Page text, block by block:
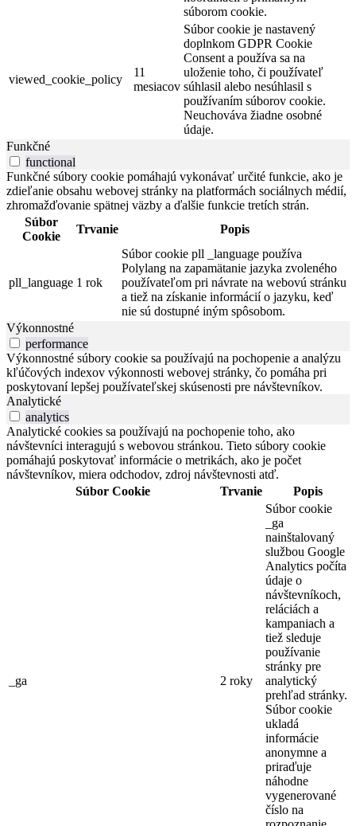
súborom cookie.
viewed_cookie_policy
11
mesiacov
Súbor cookie je nastavený
doplnkom GDPR Cookie
Consent a používa sa na
uloženie toho, či používateľ
súhlasil alebo nesúhlasil s
používaním súborov cookie.
Neuchováva žiadne osobné
údaje.
Funkčné
functional
Funkčné súbory cookie pomáhajú vykonávať určité funkcie, ako je
zdieľanie obsahu webovej stránky na platformách sociálnych médií,
zhromažďovanie spätnej väzby a ďalšie funkcie tretích strán.
Súbor
Cookie
Trvanie Popis
pll_language 1 rok
Súbor cookie pll _language používa
Polylang na zapamätanie jazyka zvoleného
používateľom pri návrate na webovú stránku
a tiež na získanie informácií o jazyku, keď
nie sú dostupné iným spôsobom.
Výkonnostné
performance
Výkonnostné súbory cookie sa používajú na pochopenie a analýzu
kľúčových indexov výkonnosti webovej stránky, čo pomáha pri
poskytovaní lepšej používateľskej skúsenosti pre návštevníkov.
Analytické
analytics
Analytické cookies sa používajú na pochopenie toho, ako
návštevníci interagujú s webovou stránkou. Tieto súbory cookie
pomáhajú poskytovať informácie o metrikách, ako je počet
návštevníkov, miera odchodov, zdroj návštevnosti atď.
Súbor Cookie
Trvanie Popis
_ga 2 roky
Súbor cookie
_ga
nainštalovaný
službou Google
Analytics počíta
údaje o
návštevníkoch,
reláciách a
kampaniach a
tiež sleduje
používanie
stránky pre
analytický
prehľad stránky.
Súbor cookie
ukladá
informácie
anonymne a
priraďuje
náhodne
vygenerované
číslo na